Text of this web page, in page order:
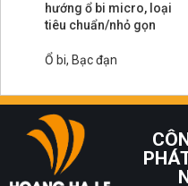
hướng ổ bi micro, loại
tiêu chuẩn/nhỏ gọn
Ổ bi, Bạc đạn